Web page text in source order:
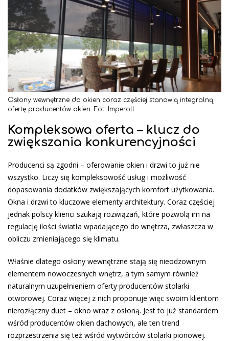
Osłony wewnętrzne do okien coraz częściej stanowią integralną
ofertę producentów okien. Fot. Imperoll
Kompleksowa oferta – klucz do
zwiększania konkurencyjności
Producenci są zgodni – oferowanie okien i drzwi to już nie
wszystko. Liczy się kompleksowość usług i możliwość
dopasowania dodatków zwiększających komfort użytkowania.
Okna i drzwi to kluczowe elementy architektury. Coraz częściej
jednak polscy klienci szukają rozwiązań, które pozwolą im na
regulację ilości światła wpadającego do wnętrza, zwłaszcza w
obliczu zmieniającego się klimatu.
Właśnie dlatego osłony wewnętrzne stają się nieodzownym
elementem nowoczesnych wnętrz, a tym samym również
naturalnym uzupełnieniem oferty producentów stolarki
otworowej. Coraz więcej z nich proponuje więc swoim klientom
nierozłączny duet – okno wraz z osłoną. Jest to już standardem
wśród producentów okien dachowych, ale ten trend
rozprzestrzenia się też wśród wytwórców stolarki pionowej.